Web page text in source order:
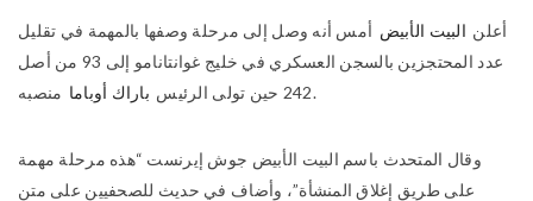
أعلن البيت الأبيض أمس أنه وصل إلى مرحلة وصفها بالمهمة في تقليل
عدد المحتجزين بالسجن العسكري في خليج غوانتانامو إلى 93 من أصل
242 حين تولى الرئيس
باراك أوباما منصبه.
وقال المتحدث باسم البيت الأبيض جوش إيرنست “هذه مرحلة مهمة
على طريق إغلاق المنشأة”، وأضاف في حديث للصحفيين على متن